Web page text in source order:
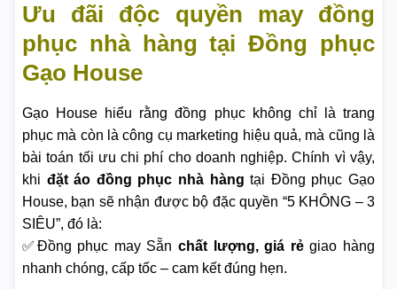
Ưu đãi độc quyền may đồng
phục nhà hàng tại Đồng phục
Gạo House
Gạo House hiểu rằng đồng phục không chỉ là trang
phục mà còn là công cụ marketing hiệu quả, mà cũng là
bài toán tối ưu chi phí cho doanh nghiệp. Chính vì vậy,
khi đặt áo đồng phục nhà hàng tại Đồng phục Gạo
House, bạn sẽ nhận được bộ đặc quyền “5 KHÔNG – 3
SIÊU”, đó là:
✅Đồng phục may Sẵn chất lượng, giá rẻgiao hàng
nhanh chóng, cấp tốc – cam kết đúng hẹn.